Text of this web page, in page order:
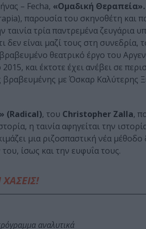
– Fecha, «Ομαδική Θεραπεία».
παρουσία του σκηνοθέτη και
ταινία τρία παντρεμένα ζευγάρια
είναι μαζί τους στη συνεδρία,
θεατρικό έργο του
και έκτοτε έχει ανέβει σε
με Όσκαρ Καλύτερης
(Radical), του Christopher Zalla,
η ταινία αφηγείται την
μια ριζοσπαστική νέα μέθοδο
ίσως και την ευφυΐα τους.
αναλυτικά